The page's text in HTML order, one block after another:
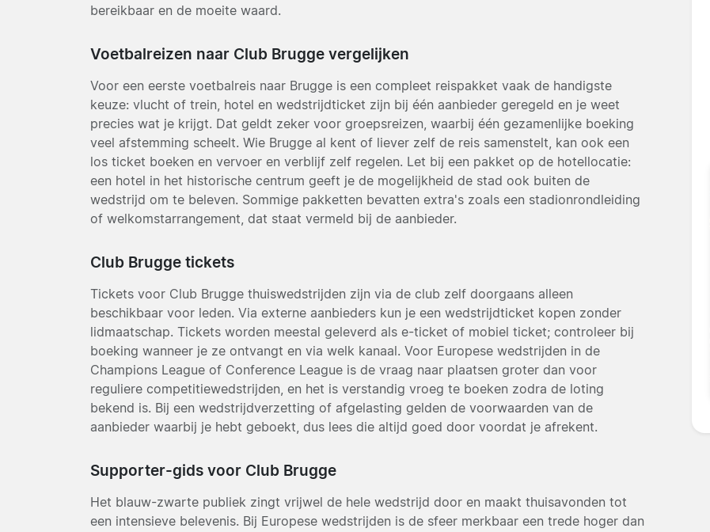
bereikbaar en de moeite waard.
Voetbalreizen naar Club Brugge vergelijken
Voor een eerste voetbalreis naar Brugge is een compleet reispakket vaak de handigste
keuze: vlucht of trein, hotel en wedstrijdticket zijn bij één aanbieder geregeld en je weet
precies wat je krijgt. Dat geldt zeker voor groepsreizen, waarbij één gezamenlijke boeking
veel afstemming scheelt. Wie Brugge al kent of liever zelf de reis samenstelt, kan ook een
los ticket boeken en vervoer en verblijf zelf regelen. Let bij een pakket op de hotellocatie:
een hotel in het historische centrum geeft je de mogelijkheid de stad ook buiten de
wedstrijd om te beleven. Sommige pakketten bevatten extra's zoals een stadionrondleiding
of welkomstarrangement, dat staat vermeld bij de aanbieder.
Club Brugge tickets
Tickets voor Club Brugge thuiswedstrijden zijn via de club zelf doorgaans alleen
beschikbaar voor leden. Via externe aanbieders kun je een wedstrijdticket kopen zonder
lidmaatschap. Tickets worden meestal geleverd als e-ticket of mobiel ticket; controleer bij
boeking wanneer je ze ontvangt en via welk kanaal. Voor Europese wedstrijden in de
Champions League of Conference League is de vraag naar plaatsen groter dan voor
reguliere competitiewedstrijden, en het is verstandig vroeg te boeken zodra de loting
bekend is. Bij een wedstrijdverzetting of afgelasting gelden de voorwaarden van de
aanbieder waarbij je hebt geboekt, dus lees die altijd goed door voordat je afrekent.
Supporter-gids voor Club Brugge
Het blauw-zwarte publiek zingt vrijwel de hele wedstrijd door en maakt thuisavonden tot
een intensieve belevenis. Bij Europese wedstrijden is de sfeer merkbaar een trede hoger dan